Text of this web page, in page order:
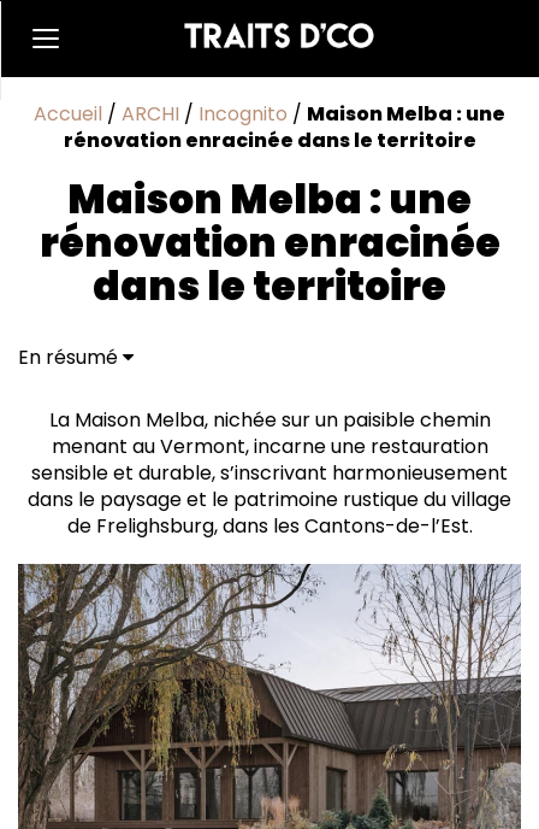
Accueil / ARCHI / Incognito / Maison Melba : une
rénovation enracinée dans le territoire
Maison Melba : une
rénovation enracinée
dans le territoire
En résumé
La Maison Melba : alliance durable et esthétique
La Maison Melba, nichée sur un paisible chemin
menant au Vermont, incarne une restauration
sensible et durable, s’inscrivant harmonieusement
dans le paysage et le patrimoine rustique du village
de Frelighsburg, dans les Cantons-de-l’Est.